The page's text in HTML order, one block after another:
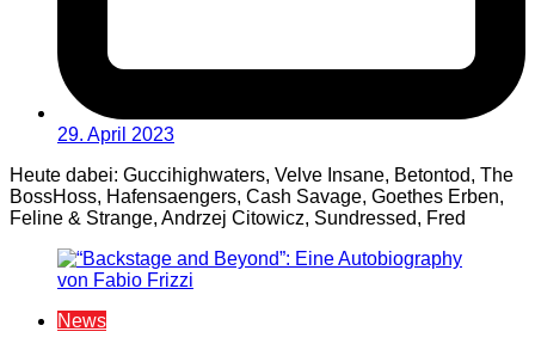
29. April 2023
Heute dabei: Guccihighwaters, Velve Insane, Betontod, The
BossHoss, Hafensaengers, Cash Savage, Goethes Erben,
Feline & Strange, Andrzej Citowicz, Sundressed, Fred
News